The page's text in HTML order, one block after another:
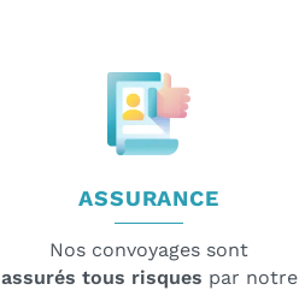
ASSURANCE
Nos convoyages sont
assurés tous risques par notre